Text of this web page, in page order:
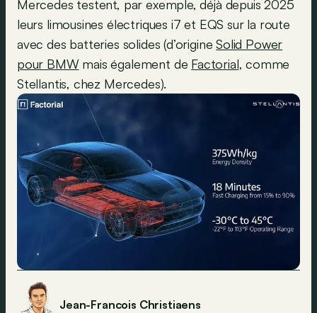
Mercedes testent, par exemple, déjà depuis 2025
leurs limousines électriques i7 et EQS sur la route
avec des batteries solides (d’origineSolid Power
pour BMWmais également de Factorial, comme
Stellantis, chez Mercedes).
Jean-Francois Christiaens